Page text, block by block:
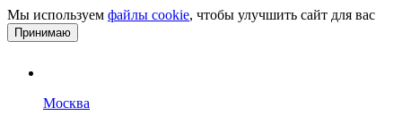
Мы используем файлы cookie, чтобы улучшить сайт для вас
Принимаю
Москва